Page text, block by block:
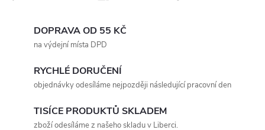
DOPRAVA OD 55 KČ
na výdejní místa DPD
RYCHLÉ DORUČENÍ
objednávky odesíláme nejpozději následující pracovní den
TISÍCE PRODUKTŮ SKLADEM
zboží odesíláme z našeho skladu v Liberci.